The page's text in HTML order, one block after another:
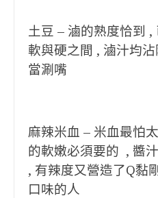
土豆 – 滷的熟度恰到
軟與硬之間 , 滷汁均
當涮嘴
麻辣米血 – 米血最怕
的軟嫩必須要的 , 醬
, 有辣度又營造了Q黏
口味的人